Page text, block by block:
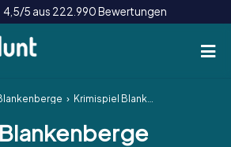
4,5/5 aus 222.990 Bewertungen
Krimispiel Blankenberge